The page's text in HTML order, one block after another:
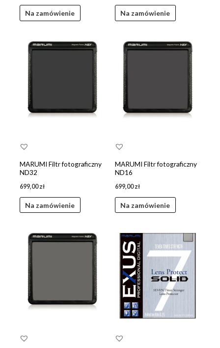
Na zamówienie Na zamówienie
MARUMI Filtr fotograficzny
ND32
699,00zł
Na zamówienie
MARUMI Filtr fotograficzny
ND16
699,00zł
Na zamówienie